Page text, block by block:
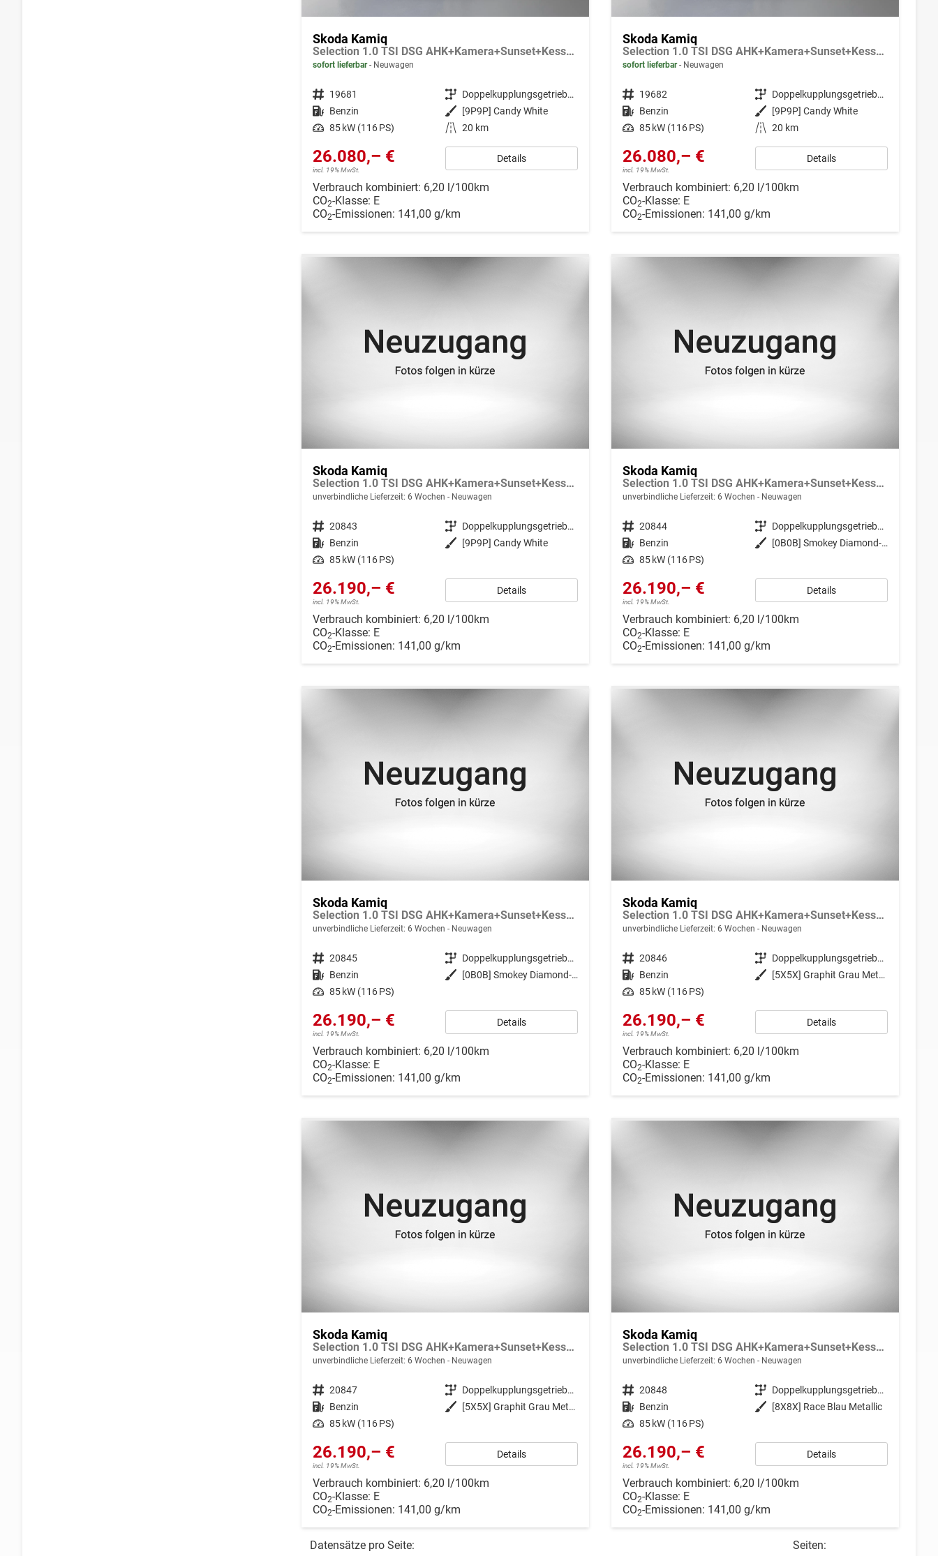
Skoda Kamiq
Selection 1.0 TSI DSG AHK+Kamera+Sunset+Kessy+AppConnect+Sitzheiz+Alu16+GV5
sofort lieferbar Neuwagen
Fahrzeugnr. 19681 Getriebe
Doppelkupplungsgetriebe (DSG)
Kraftstoff Benzin Außenfarbe
[9P9P] Candy White
Leistung 85 kW (116 PS) Kilometerstand 20 km
26.080,– €
incl. 19% MwSt.
Details
Verbrauch kombiniert: 6,20 l/100km
CO2-Klasse: E
CO2-Emissionen: 141,00 g/km
Skoda Kamiq
Selection 1.0 TSI DSG AHK+Kamera+Sunset+Kessy+AppConnect+Sitzheiz+Alu16+GV5
sofort lieferbar Neuwagen
Fahrzeugnr. 19682 Getriebe
Doppelkupplungsgetriebe (DSG)
Kraftstoff Benzin Außenfarbe
[9P9P] Candy White
Leistung 85 kW (116 PS) Kilometerstand 20 km
26.080,– €
incl. 19% MwSt.
Details
Verbrauch kombiniert: 6,20 l/100km
CO2-Klasse: E
CO2-Emissionen: 141,00 g/km
Skoda Kamiq
Selection 1.0 TSI DSG AHK+Kamera+Sunset+Kessy+AppConnect+Sitzheiz+Alu16+GV4
unverbindliche Lieferzeit: 6 Wochen Neuwagen
Fahrzeugnr. 20843 Getriebe
Doppelkupplungsgetriebe (DSG)
Kraftstoff Benzin Außenfarbe
[9P9P] Candy White
Leistung 85 kW (116 PS)
26.190,– €
incl. 19% MwSt.
Details
Verbrauch kombiniert: 6,20 l/100km
CO2-Klasse: E
CO2-Emissionen: 141,00 g/km
Skoda Kamiq
Selection 1.0 TSI DSG AHK+Kamera+Sunset+Kessy+AppConnect+Sitzheiz+Alu16+GV4
unverbindliche Lieferzeit: 6 Wochen Neuwagen
Fahrzeugnr. 20844 Getriebe
Doppelkupplungsgetriebe (DSG)
Kraftstoff Benzin Außenfarbe
[0B0B] Smokey Diamond-Silber Metallic
Leistung 85 kW (116 PS)
26.190,– €
incl. 19% MwSt.
Details
Verbrauch kombiniert: 6,20 l/100km
CO2-Klasse: E
CO2-Emissionen: 141,00 g/km
Skoda Kamiq
Selection 1.0 TSI DSG AHK+Kamera+Sunset+Kessy+AppConnect+Sitzheiz+Alu16+GV4
unverbindliche Lieferzeit: 6 Wochen Neuwagen
Fahrzeugnr. 20845 Getriebe
Doppelkupplungsgetriebe (DSG)
Kraftstoff Benzin Außenfarbe
[0B0B] Smokey Diamond-Silber Metallic
Leistung 85 kW (116 PS)
26.190,– €
incl. 19% MwSt.
Details
Verbrauch kombiniert: 6,20 l/100km
CO2-Klasse: E
CO2-Emissionen: 141,00 g/km
Skoda Kamiq
Selection 1.0 TSI DSG AHK+Kamera+Sunset+Kessy+AppConnect+Sitzheiz+Alu16+GV4
unverbindliche Lieferzeit: 6 Wochen Neuwagen
Fahrzeugnr. 20846 Getriebe
Doppelkupplungsgetriebe (DSG)
Kraftstoff Benzin Außenfarbe
[5X5X] Graphit Grau Metallic
Leistung 85 kW (116 PS)
26.190,– €
incl. 19% MwSt.
Details
Verbrauch kombiniert: 6,20 l/100km
CO2-Klasse: E
CO2-Emissionen: 141,00 g/km
Skoda Kamiq
Selection 1.0 TSI DSG AHK+Kamera+Sunset+Kessy+AppConnect+Sitzheiz+Alu16+GV4
unverbindliche Lieferzeit: 6 Wochen Neuwagen
Fahrzeugnr. 20847 Getriebe
Doppelkupplungsgetriebe (DSG)
Kraftstoff Benzin Außenfarbe
[5X5X] Graphit Grau Metallic
Leistung 85 kW (116 PS)
26.190,– €
incl. 19% MwSt.
Details
Verbrauch kombiniert: 6,20 l/100km
CO2-Klasse: E
CO2-Emissionen: 141,00 g/km
Skoda Kamiq
Selection 1.0 TSI DSG AHK+Kamera+Sunset+Kessy+AppConnect+Sitzheiz+Alu16+GV4
unverbindliche Lieferzeit: 6 Wochen Neuwagen
Fahrzeugnr. 20848 Getriebe
Doppelkupplungsgetriebe (DSG)
Kraftstoff Benzin Außenfarbe [8X8X] Race Blau Metallic
Leistung 85 kW (116 PS)
26.190,– €
incl. 19% MwSt.
Details
Verbrauch kombiniert: 6,20 l/100km
CO2-Klasse: E
CO2-Emissionen: 141,00 g/km
Datensätze pro Seite: Seiten: